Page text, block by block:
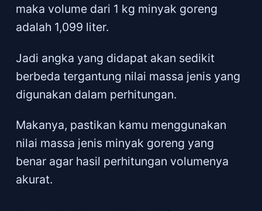
maka volume dari 1 kg minyak goreng
adalah 1,099 liter.
Jadi angka yang didapat akan sedikit
berbeda tergantung nilai massa jenis yang
digunakan dalam perhitungan.
Makanya, pastikan kamu menggunakan
nilai massa jenis minyak goreng yang
benar agar hasil perhitungan volumenya
akurat.